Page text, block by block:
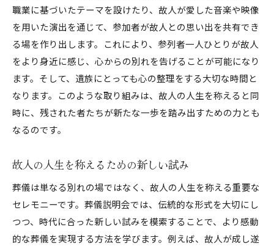
職業に基づいたテーマを設けたり、故人が愛した音楽や映像
を用いた演出を通じて、参加者が故人との思い出を共有でき
る場を作り出します。これにより、参列者一人ひとりが故人
をより身近に感じ、心からの別れを告げることが可能になり
ます。そして、遺族にとっても心の整理をする大切な時間と
なります。このような取り組みは、故人の人生を称えると同
時に、残された者たちが新たな一歩を踏み出すための力とも
なるのです。
故人の人生を称えるための新しい試み
葬儀は単なる別れの場ではなく、故人の人生を称える重要な
セレモニーです。葬儀説明会では、伝統的な形式を大切にし
つつ、時代に合った新しい試みを模索することで、より感動
的な葬儀を実現する方法を学びます。例えば、故人が成し遂